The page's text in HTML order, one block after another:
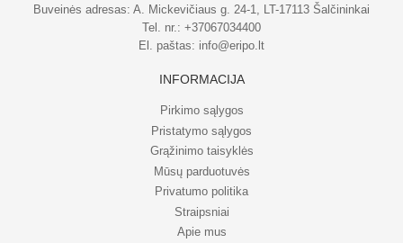
Buveinės adresas: A. Mickevičiaus g. 24-1, LT-17113 Šalčininkai
Tel. nr.: +37067034400
El. paštas: info@eripo.lt
INFORMACIJA
Pirkimo sąlygos
Pristatymo sąlygos
Grąžinimo taisyklės
Mūsų parduotuvės
Privatumo politika
Straipsniai
Apie mus